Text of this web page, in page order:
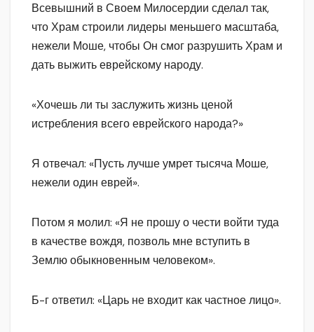
Всевышний в Своем Милосердии сделал так,
что Храм строили лидеры меньшего масштаба,
нежели Моше, чтобы Он смог разрушить Храм и
дать выжить еврейскому народу.
«Хочешь ли ты заслужить жизнь ценой
истребления всего еврейского народа?»
Я отвечал: «Пусть лучше умрет тысяча Моше,
нежели один еврей».
Потом я молил: «Я не прошу о чести войти туда
в качестве вождя, позволь мне вступить в
Землю обыкновенным человеком».
Б-г ответил: «Царь не входит как частное лицо».